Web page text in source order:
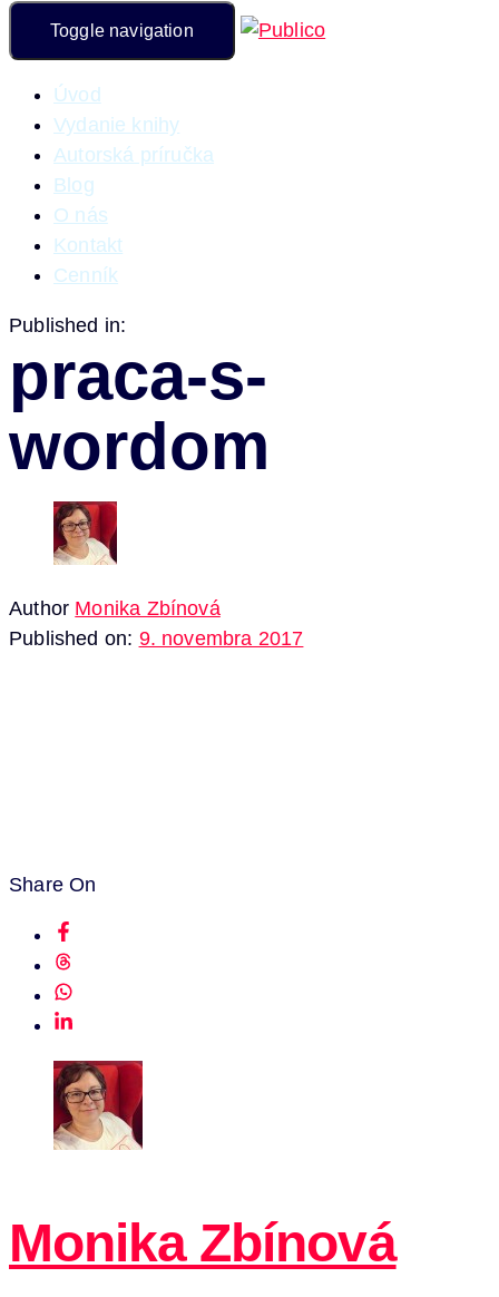
Toggle navigation
Úvod
Vydanie knihy
Autorská príručka
Blog
O nás
Kontakt
Cenník
Published in:
praca-s-
wordom
Author Monika Zbínová
Published on: 9. novembra 2017
Share On
Monika Zbínová